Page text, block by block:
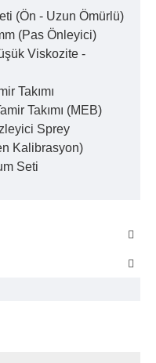
(Ön - Uzun Ömürlü)
(Pas Önleyici)
Viskozite -
Takımı
Takımı (MEB)
Sprey
Kalibrasyon)
Seti